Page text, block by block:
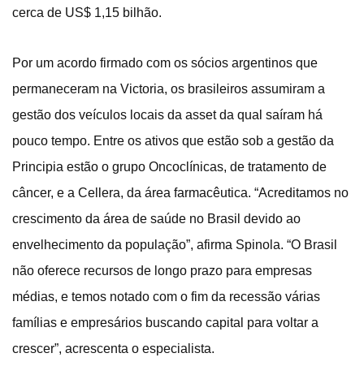
cerca de US$ 1,15 bilhão.
Por um acordo firmado com os sócios argentinos que
permaneceram na Victoria, os brasileiros assumiram a
gestão dos veículos locais da asset da qual saíram há
pouco tempo. Entre os ativos que estão sob a gestão da
Principia estão o grupo Oncoclínicas, de tratamento de
câncer, e a Cellera, da área farmacêutica. “Acreditamos no
crescimento da área de saúde no Brasil devido ao
envelhecimento da população”, afirma Spinola. “O Brasil
não oferece recursos de longo prazo para empresas
médias, e temos notado com o fim da recessão várias
famílias e empresários buscando capital para voltar a
crescer”, acrescenta o especialista.